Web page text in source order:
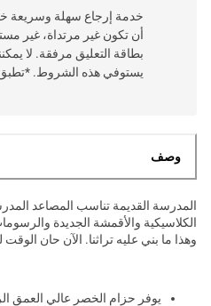
أن تكون غير مرتداة، غير
بطاقة التعليق مرفقة. لا
يستوفي هذه الشروط. *تطبق
وصف
الكلاسيكية والأقمشة الجديدة
وهذا ما بني عليه تراثنا. الآن حان الوقت
يوفر حزام الخصر عالي العمق